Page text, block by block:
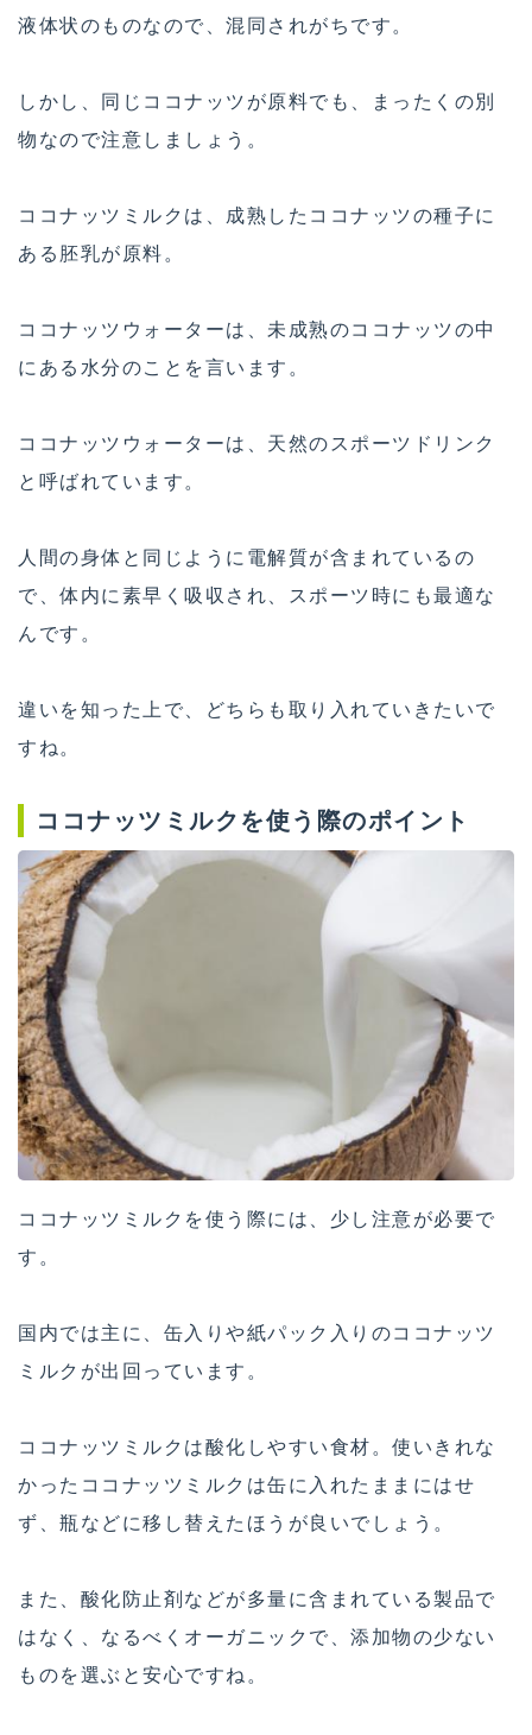
液体状のものなので、混同されがちです。
しかし、同じココナッツが原料でも、まったくの別
物なので注意しましょう。
ココナッツミルクは、成熟したココナッツの種子に
ある胚乳が原料。
ココナッツウォーターは、未成熟のココナッツの中
にある水分のことを言います。
ココナッツウォーターは、天然のスポーツドリンク
と呼ばれています。
人間の身体と同じように電解質が含まれているの
で、体内に素早く吸収され、スポーツ時にも最適な
んです。
違いを知った上で、どちらも取り入れていきたいで
すね。
ココナッツミルクを使う際のポイント
ココナッツミルクを使う際には、少し注意が必要で
す。
国内では主に、缶入りや紙パック入りのココナッツ
ミルクが出回っています。
ココナッツミルクは酸化しやすい食材。使いきれな
かったココナッツミルクは缶に入れたままにはせ
ず、瓶などに移し替えたほうが良いでしょう。
また、酸化防止剤などが多量に含まれている製品で
はなく、なるべくオーガニックで、添加物の少ない
ものを選ぶと安心ですね。